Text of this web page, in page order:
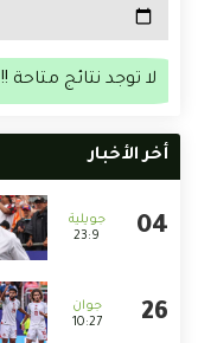
لا توجد نتائج متاحة !!
أخر الأخبار
23:9
10:27